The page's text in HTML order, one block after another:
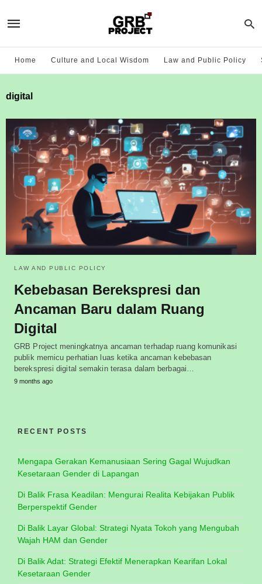
Home Culture and Local Wisdom Law and Public Policy
digital
LAW AND PUBLIC POLICY
Kebebasan Berekspresi dan
Ancaman Baru dalam Ruang
Digital
GRB Project meningkatnya ancaman terhadap ruang komunikasi
publik memicu perhatian luas ketika ancaman kebebasan
berekspresi digital semakin terasa dalam berbagai…
9 months ago
RECENT POSTS
Mengapa Gerakan Kemanusiaan Sering Gagal Wujudkan
Kesetaraan Gender di Lapangan
Di Balik Frasa Keadilan: Mengurai Realita Kebijakan Publik
Berperspektif Gender
Di Balik Layar Global: Strategi Nyata Tokoh yang Mengubah
Wajah HAM dan Gender
Di Balik Adat: Strategi Efektif Menerapkan Kearifan Lokal
Kesetaraan Gender